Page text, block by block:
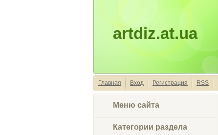
artdiz.at.ua
Главная Вход Регистрация RSS
Меню сайта
Категории раздела